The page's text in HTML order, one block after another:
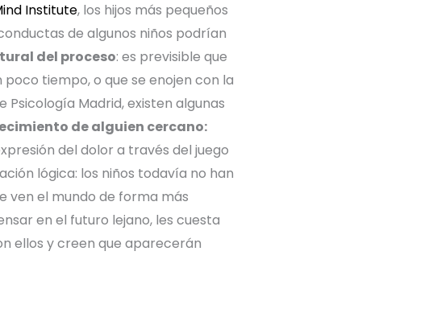
Institute, los hijos más pequeños
de algunos niños podrían
del proceso: es previsible que
tiempo, o que se enojen con la
Madrid, existen algunas
de alguien cercano:
del dolor a través del juego
lógica: los niños todavía no han
ven el mundo de forma más
en el futuro lejano, les cuesta
ellos y creen que aparecerán